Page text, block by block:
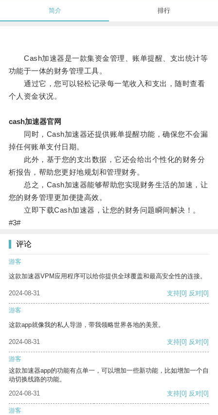
简介 排行
Cash加速器是一款集资金管理、账单提醒、支出统计等
功能于一体的财务管理工具。
通过它，您可以轻松记录每一笔收入和支出，随时查看
个人资金状况。
cash加速器官网
同时，Cash加速器还提供账单提醒功能，确保您不会漏
掉任何账单支付日期。
此外，基于您的支出数据，它还会给出个性化的财务分
析报告，帮助您更好地规划和管理财务。
总之，Cash加速器能够帮助您实现财务生活的加速，让
您的财务管理更加便捷高效。
立即下载Cash加速器，让您的财务问题瞬间解决！。
#3#
评论
游客
这款加速器VPM应用程序可以给你提供全球覆盖和最高安全性的连接。
2024-08-31 支持[0] 反对[0]
游客
这款app就像我的私人导游，带我领略世界各地的美景。
2024-08-31 支持[0] 反对[0]
游客
这款加速器app的功能有点单一，可以增加一些新功能，比如增加一个自
动切换线路的功能。
2024-08-31
支持[0] 反对[0]
游客